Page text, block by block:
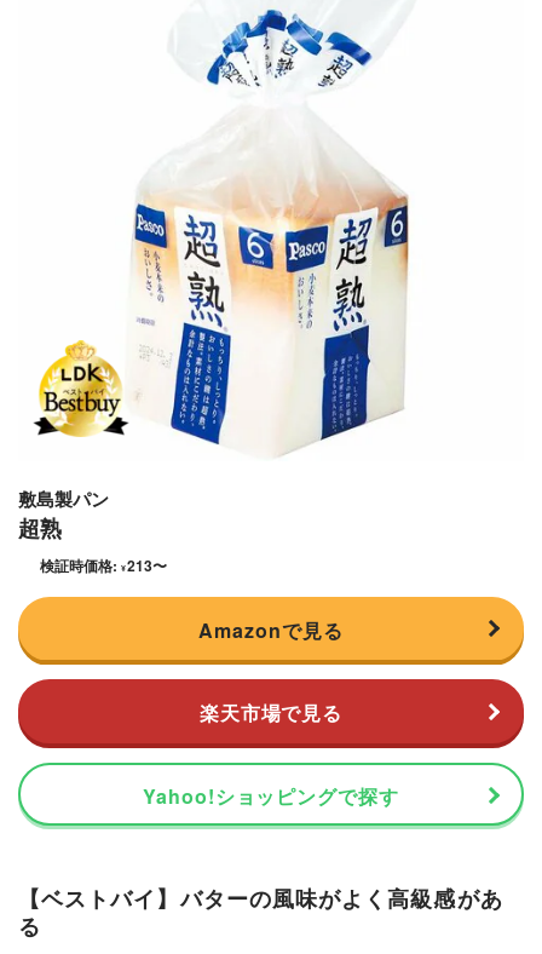
敷島製パン
超熟
検証時価格: ¥213〜
Amazonで見る
楽天市場で見る
Yahoo!ショッピングで探す
【ベストバイ】バターの風味がよく高級感があ
る